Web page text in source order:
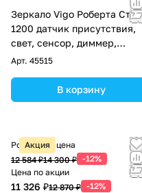
Зеркало Vigo Роберта Степ
1200 датчик присутствия,
свет, сенсор, диммер,
антизапотевание, 664
Арт. 45515
В корзину
Акция
Розничная цена
12 584 ₽14 300 ₽ -12%
Цена по акции
11 326 ₽12 870 ₽ -12%